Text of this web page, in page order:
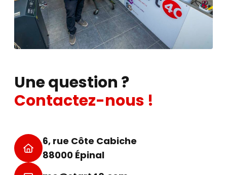
Une question ?
Contactez-nous !
6, rue Côte Cabiche
88000 Épinal